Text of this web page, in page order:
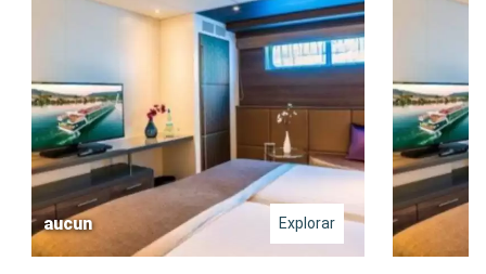
aucun Explorar